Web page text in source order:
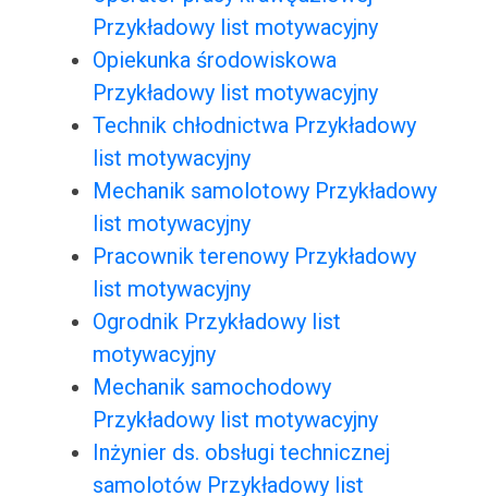
Przykładowy list motywacyjny
Opiekunka środowiskowa
Przykładowy list motywacyjny
Technik chłodnictwa Przykładowy
list motywacyjny
Mechanik samolotowy Przykładowy
list motywacyjny
Pracownik terenowy Przykładowy
list motywacyjny
Ogrodnik Przykładowy list
motywacyjny
Mechanik samochodowy
Przykładowy list motywacyjny
Inżynier ds. obsługi technicznej
samolotów Przykładowy list